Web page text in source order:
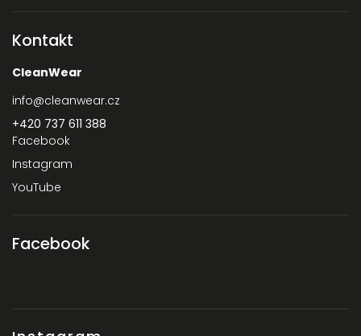
Kontakt
CleanWear
info@cleanwear.cz
+420 737 611 388‬
Facebook
Instagram
YouTube
Facebook